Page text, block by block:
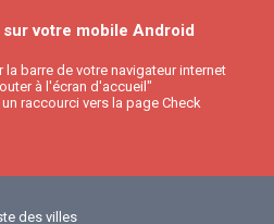
votre mobile Android
la barre de votre navigateur internet
à l'écran d'accueil"
raccourci vers la page Check
des villes